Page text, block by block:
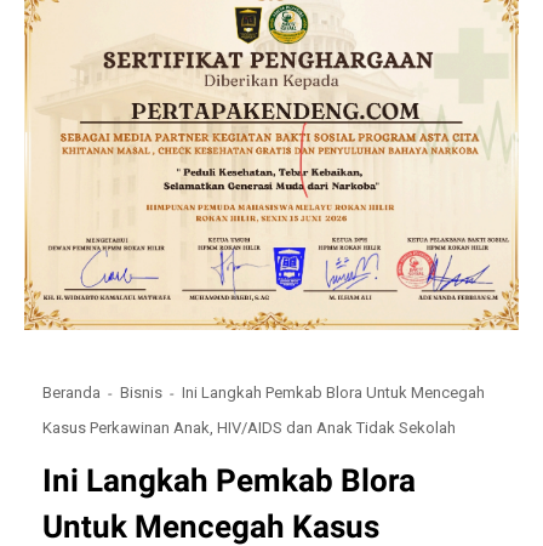
Beranda Bisnis
Ini Langkah Pemkab Blora Untuk Mencegah
Kasus Perkawinan Anak, HIV/AIDS dan Anak Tidak Sekolah
Ini Langkah Pemkab Blora
Untuk Mencegah Kasus